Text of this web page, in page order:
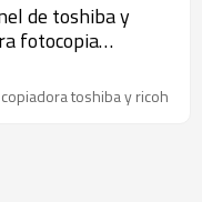
de toshiba y
fotocopia
toshiba y ricoh